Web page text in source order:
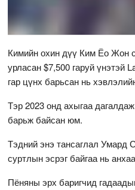
Кимийн охин дүү Ким Ёо Жон
урласан $7,500 гаруй үнэтэй
гар цүнх барьсан нь
Тэр 2023 онд ахыгаа
барьж байсан юм.
Тэдний энэ тансаглал Умард
суртлын эсрэг байгаа нь
Пёняны эрх баригчид